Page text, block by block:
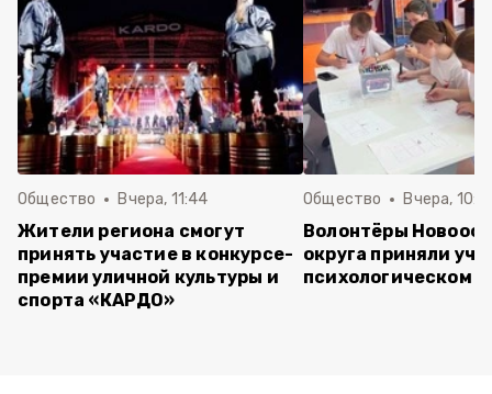
Общество Вчера, 11:44
Жители региона смогут
принять участие в конкурсе-
премии уличной культуры и
спорта «КАРДО»
Общество Вчера,
Волонтёры
округа приняли
психологическом